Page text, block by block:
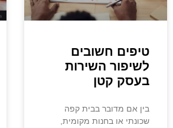
טיפים חשובים
לשיפור השירות
בעסק קטן
בין אם מדובר בבית קפה
שכונתי או בחנות מקומית,